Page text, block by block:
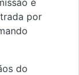
por
do